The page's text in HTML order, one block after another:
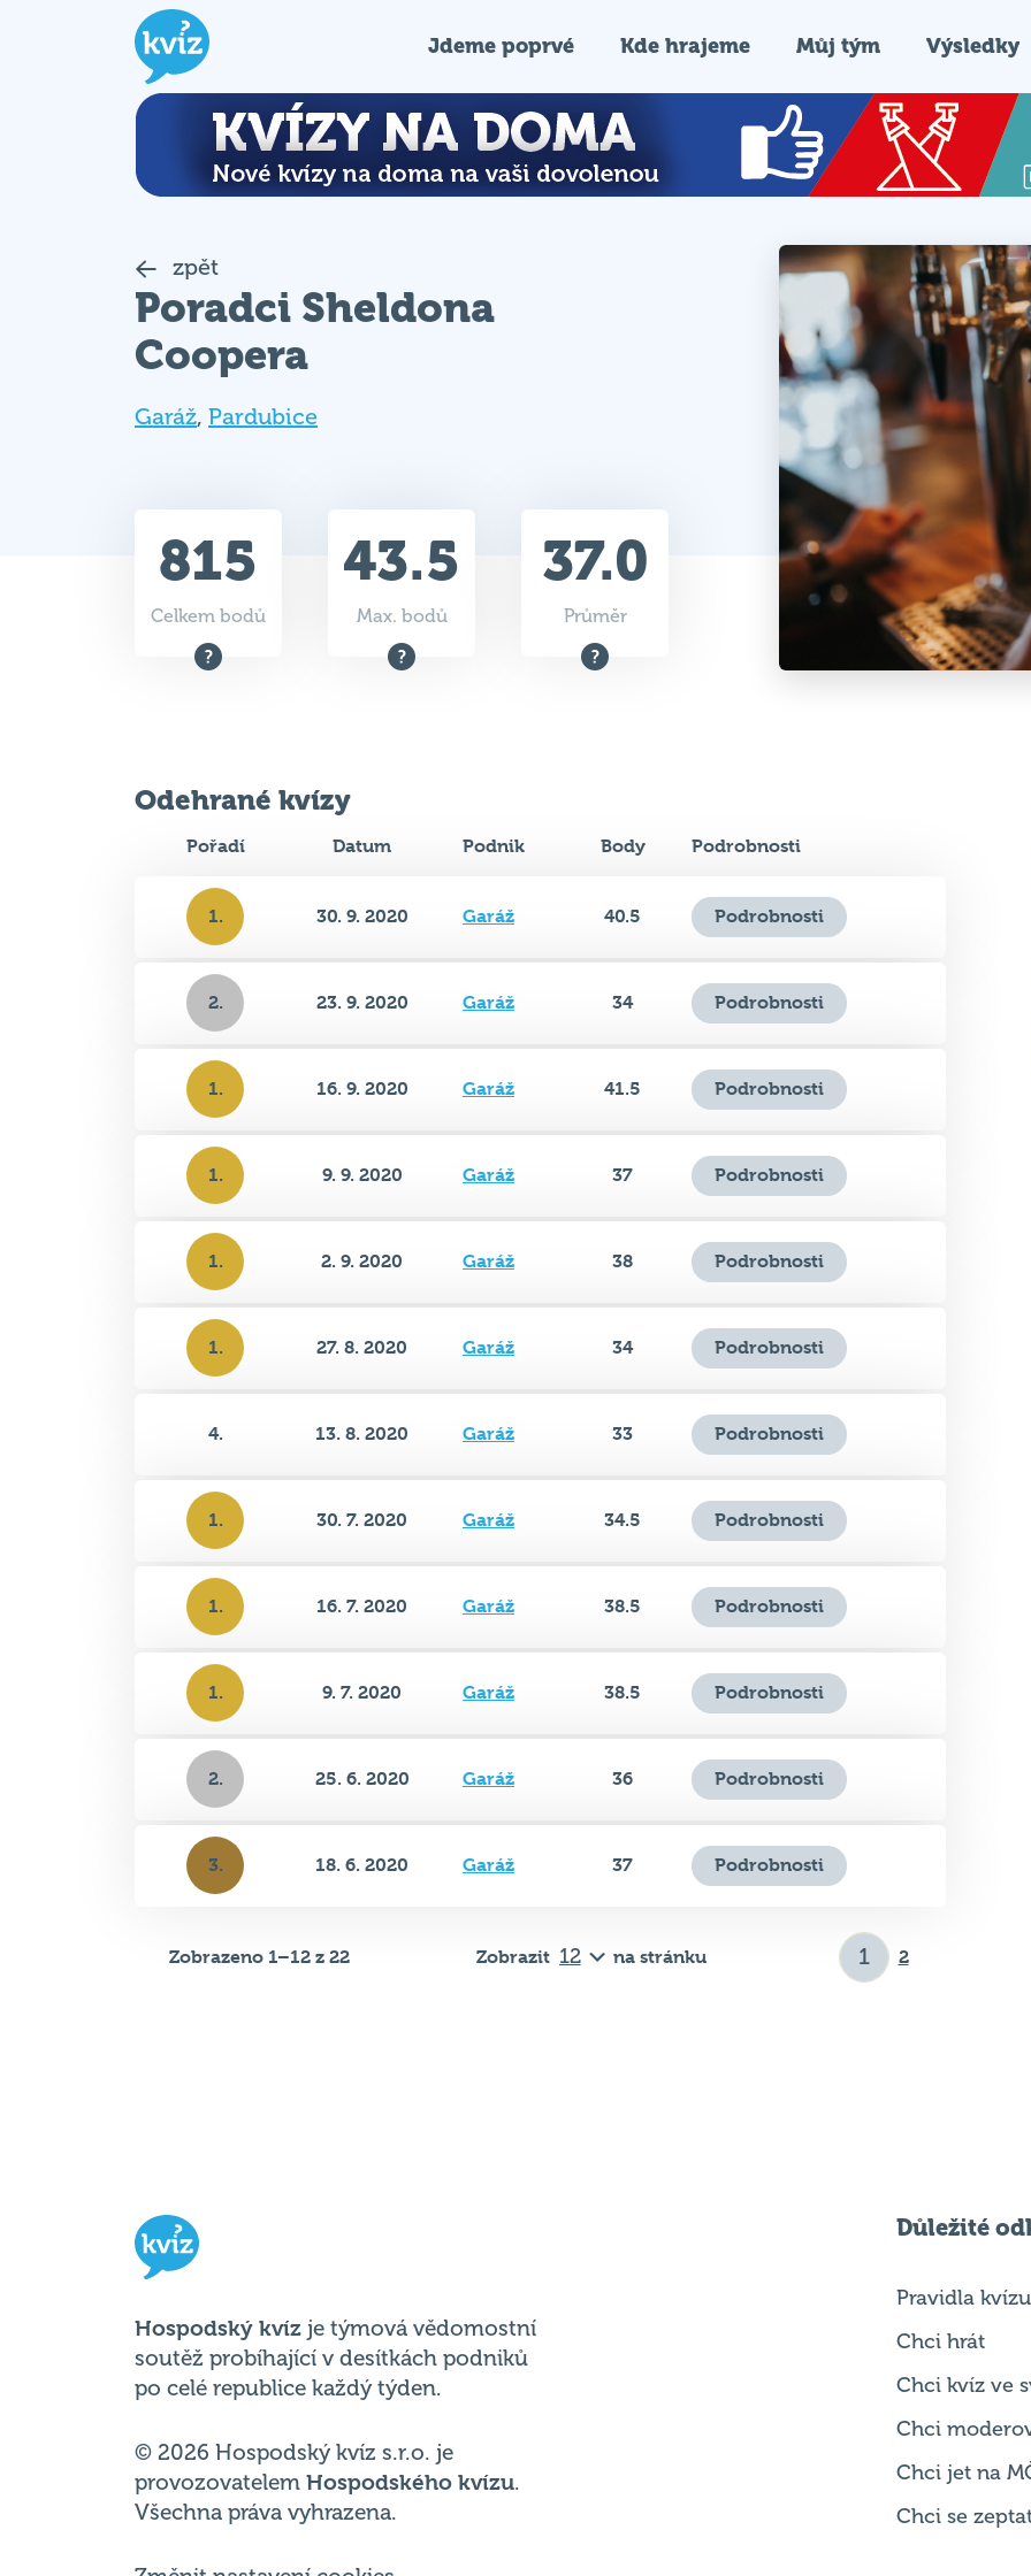
Jdeme poprvé Kde hrajeme Můj tým Výsledky
zpět
Poradci Sheldona
Coopera
Garáž, Pardubice
815
Celkem bodů
43.5
Max. bodů
37.0
Průměr
Odehrané kvízy
Pořadí Datum Podnik Body Podrobnosti
1. 30. 9. 2020 Garáž 40.5 Podrobnosti
2. 23. 9. 2020 Garáž 34 Podrobnosti
1. 16. 9. 2020 Garáž 41.5 Podrobnosti
1. 9. 9. 2020 Garáž 37 Podrobnosti
1. 2. 9. 2020 Garáž 38 Podrobnosti
1. 27. 8. 2020 Garáž 34 Podrobnosti
4. 13. 8. 2020 Garáž 33 Podrobnosti
1. 30. 7. 2020 Garáž 34.5 Podrobnosti
1. 16. 7. 2020 Garáž 38.5 Podrobnosti
1. 9. 7. 2020 Garáž 38.5 Podrobnosti
2. 25. 6. 2020 Garáž 36 Podrobnosti
3. 18. 6. 2020 Garáž 37 Podrobnosti
Zobrazeno 1–12 z 22 Zobrazit na stránku 2
Hospodský kvíz je týmová vědomostní
soutěž probíhající v desítkách podniků
po celé republice každý týden.
© 2026 Hospodský kvíz s.r.o. je
provozovatelem Hospodského kvízu.
Všechna práva vyhrazena.
Důležité
Pravidla kvízu
Chci hrát
Chci kvíz ve
Chci
Chci jet na
Chci se